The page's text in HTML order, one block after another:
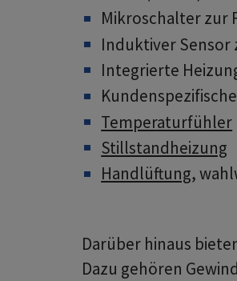
Mikroschalter zur
Induktiver
Integrierte
Temperaturfühler
Stillstandheizung
Handlüftung,
Darüber hinaus
Dazu gehören